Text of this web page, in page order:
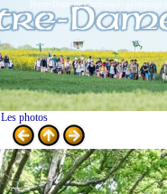
Notre-Dame de Chrétienté - pèlerinage
Les photos